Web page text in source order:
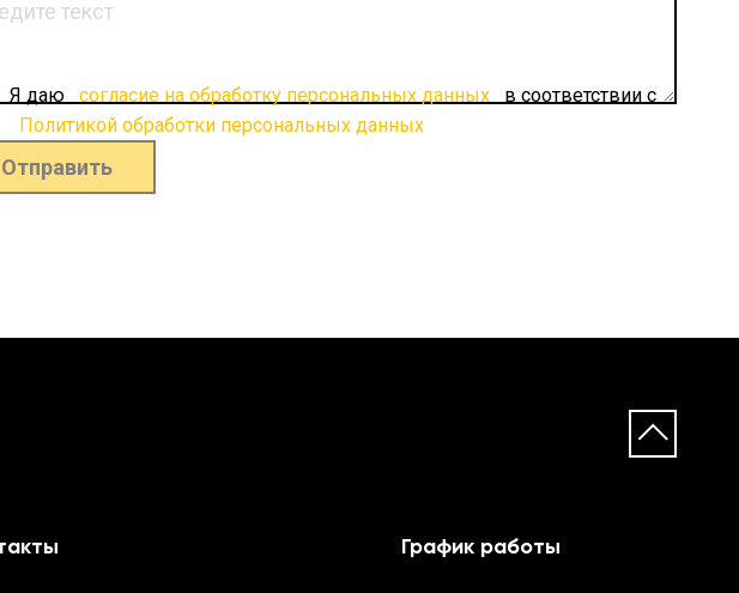
Я даю согласие на обработку персональных данных
в соответствии с
Политикой обработки персональных данных
Отправить
График работы